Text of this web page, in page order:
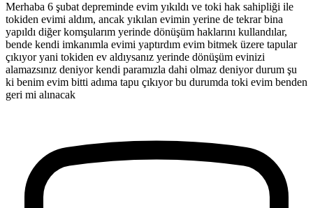
Merhaba 6 şubat depreminde evim yıkıldı ve toki hak sahipliği ile
tokiden evimi aldım, ancak yıkılan evimin yerine de tekrar bina
yapıldı diğer komşularım yerinde dönüşüm haklarını kullandılar,
bende kendi imkanımla evimi yaptırdım evim bitmek üzere tapular
çıkıyor yani tokiden ev aldıysanız yerinde dönüşüm evinizi
alamazsınız deniyor kendi paramızla dahi olmaz deniyor durum şu
ki benim evim bitti adıma tapu çıkıyor bu durumda toki evim benden
geri mi alınacak